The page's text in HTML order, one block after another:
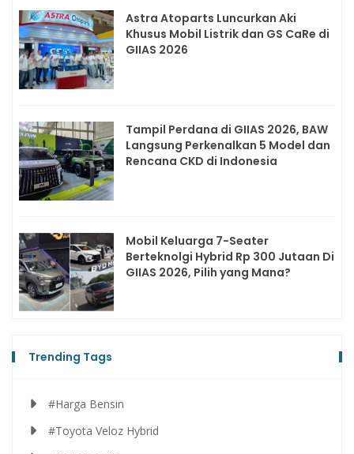
Astra Atoparts Luncurkan Aki
Khusus Mobil Listrik dan GS CaRe di
GIIAS 2026
Tampil Perdana di GIIAS 2026, BAW
Langsung Perkenalkan 5 Model dan
Rencana CKD di Indonesia
Mobil Keluarga 7-Seater
Berteknolgi Hybrid Rp 300 Jutaan Di
GIIAS 2026, Pilih yang Mana?
Trending Tags
#Harga Bensin
#Toyota Veloz Hybrid